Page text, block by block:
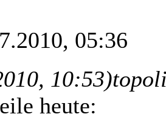
05:36
10:53)
heute: